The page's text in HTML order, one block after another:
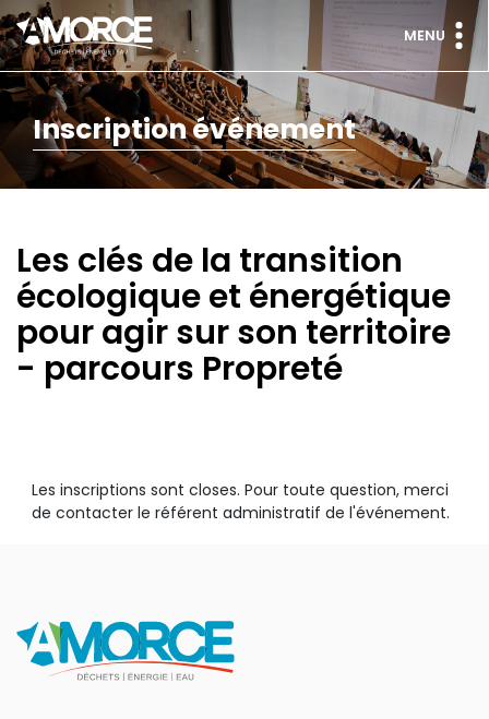
MENU
Inscription événement
Les clés de la transition
écologique et énergétique
pour agir sur son territoire
- parcours Propreté
Les inscriptions sont closes. Pour toute question, merci
de contacter le référent administratif de l'événement.